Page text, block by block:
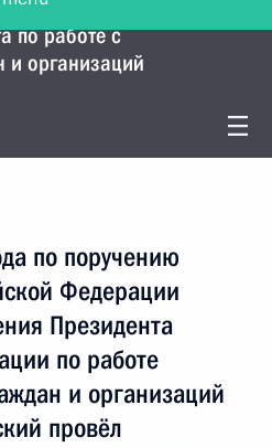
по работе с
организаций
по поручению
Федерации
Президента
по работе
и организаций
провёл